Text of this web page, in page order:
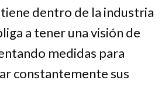
dentro de la industria
a tener una visión de
medidas para
constantemente sus